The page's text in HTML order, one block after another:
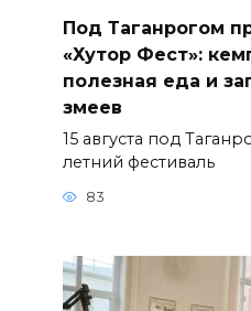
Под Таганрогом
«Хутор Фест»:
полезная еда и
змеев
15 августа под
летний фестиваль
83